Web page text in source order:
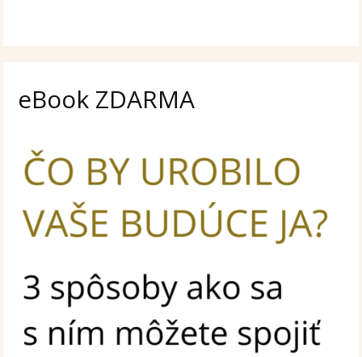
eBook ZDARMA